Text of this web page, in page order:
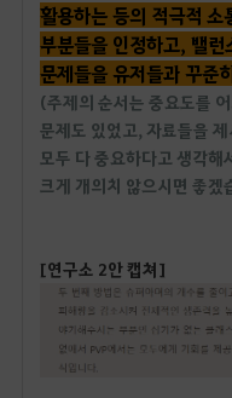
활용하는 등의 적극적 소
부분들을 인정하고, 밸
문제들을 유저들과 꾸준
(주제의 순서는 중요도를
문제도 있었고, 자료들을
모두 다 중요하다고 생각
크게 개의치 않으시면 좋겠
[연구소 2안 캡쳐]